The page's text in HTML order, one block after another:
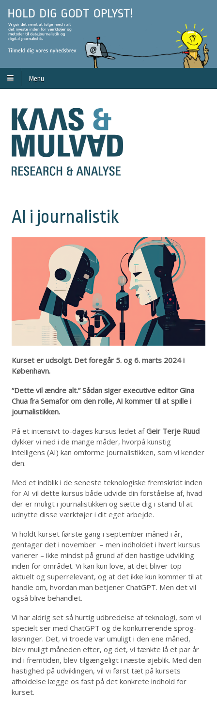
Menu
AI i journalistik
Kurset er udsolgt. Det foregår 5. og 6. marts 2024 i
København.
“Dette vil ændre alt.” Sådan siger executive editor Gina
Chua fra Semafor om den rolle, AI kommer til at spille i
journalistikken.
På et intensivt to-dages kursus ledet afGeir Terje Ruud
dykker vi ned i de mange måder, hvorpå kunstig
intelligens (AI) kan omforme journalistikken, som vi kender
den.
Med et indblik i de seneste teknologiske fremskridt inden
for AI vil dette kursus både udvide din forståelse af, hvad
der er muligt i journalistikken og sætte dig i stand til at
udnytte disse værktøjer i dit eget arbejde.
Vi holdt kurset første gang i september måned i år,
gentager det i november – men indholdet i hvert kursus
varierer – ikke mindst på grund af den hastige udvikling
inden for området. Vi kan kun love, at det bliver top-
aktuelt og superrelevant, og at det ikke kun kommer til at
handle om, hvordan man betjener ChatGPT. Men det vil
også blive behandlet.
Vi har aldrig set så hurtig udbredelse af teknologi, som vi
specielt ser med ChatGPT og de konkurrerende sprog-
løsninger. Det, vi troede var umuligt i den ene måned,
blev muligt måneden efter, og det, vi tænkte lå et par år
ind i fremtiden, blev tilgængeligt i næste øjeblik. Med den
hastighed på udviklingen, vil vi først tæt på kursets
afholdelse lægge os fast på det konkrete indhold for
kurset.